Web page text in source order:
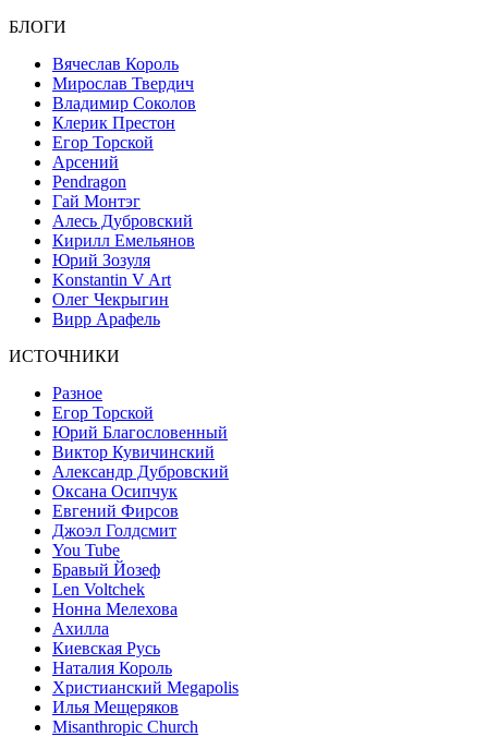
БЛОГИ
Вячеслав Король
Мирослав Твердич
Владимир Соколов
Клерик Престон
Егор Topской
Арсений
Pendragon
Гай Монтэг
Алесь Дубровский
Кирилл Емельянов
Юрий Зозуля
Konstantin V Art
Олег Чекрыгин
Вирр Арафель
ИСТОЧНИКИ
Разное
Егор Торской
Юрий Благословенный
Виктор Кувичинский
Александр Дубровский
Оксана Осипчук
Евгений Фирсов
Джоэл Голдсмит
You Tube
Бравый Йозеф
Len Voltchek
Нонна Мелехова
Ахилла
Киевская Русь
Наталия Король
Христианский Megapolis
Илья Мещеряков
Misanthropic Church